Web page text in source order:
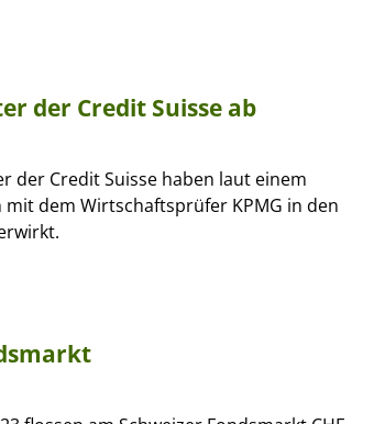
der Credit Suisse ab
der Credit Suisse haben laut einem
dem Wirtschaftsprüfer KPMG in den